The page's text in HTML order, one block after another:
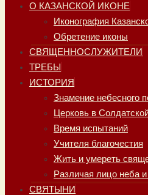
О КАЗАНСКОЙ ИКОНЕ
Иконография
Обретение иконы
СВЯЩЕННОСЛУЖИТЕЛИ
ТРЕБЫ
ИСТОРИЯ
Знамение небесного
Церковь в
Время испытаний
Учителя благочестия
Жить и умереть
Различая лицо неба
СВЯТЫНИ